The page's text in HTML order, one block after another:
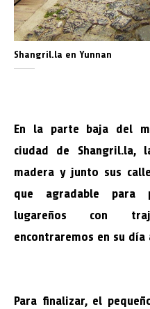
Shangril.la en Yunnan
En la parte baja del
ciudad de Shangril.la,
madera y junto sus
que agradable para
lugareños con
encontraremos en su día
Para finalizar, el